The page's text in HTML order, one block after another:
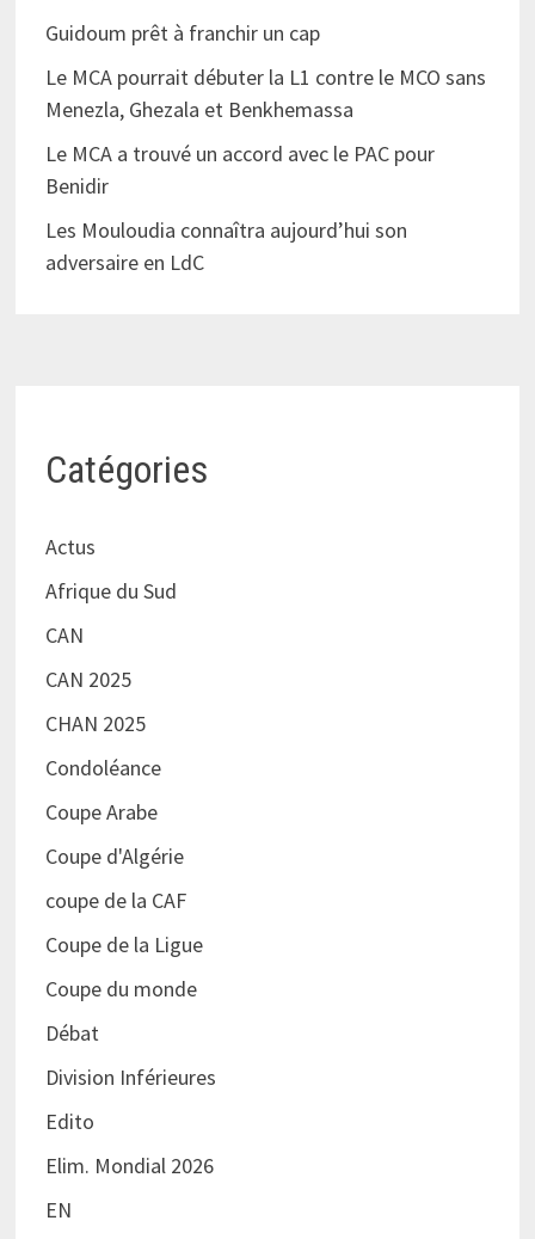
Guidoum prêt à franchir un cap
Le MCA pourrait débuter la L1 contre le MCO sans
Menezla, Ghezala et Benkhemassa
Le MCA a trouvé un accord avec le PAC pour
Benidir
Les Mouloudia connaîtra aujourd’hui son
adversaire en LdC
Catégories
Actus
Afrique du Sud
CAN
CAN 2025
CHAN 2025
Condoléance
Coupe Arabe
Coupe d'Algérie
coupe de la CAF
Coupe de la Ligue
Coupe du monde
Débat
Division Inférieures
Edito
Elim. Mondial 2026
EN